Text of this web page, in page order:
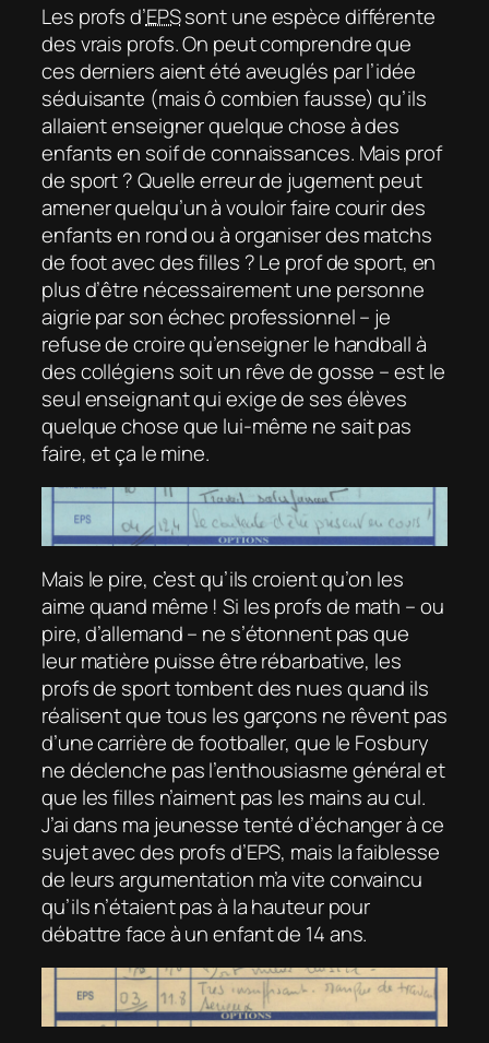
Les profs d’EPSsont une espèce différente
des vrais profs. On peut comprendre que
ces derniers aient été aveuglés par l’idée
séduisante (mais ô combien fausse) qu’ils
allaient enseigner quelque chose à des
enfants en soif de connaissances. Mais prof
de sport ? Quelle erreur de jugement peut
amener quelqu’un à vouloir faire courir des
enfants en rond ou à organiser des matchs
de foot avec des filles ? Le prof de sport, en
plus d’être nécessairement une personne
aigrie par son échec professionnel – je
refuse de croire qu’enseigner le handball à
des collégiens soit un rêve de gosse – est le
seul enseignant qui exige de ses élèves
quelque chose que lui-même ne sait pas
faire, et ça le mine.
Mais le pire, c’est qu’ils croient qu’on les
aime quand même ! Si les profs de math – ou
pire, d’allemand – ne s’étonnent pas que
leur matière puisse être rébarbative, les
profs de sport tombent des nues quand ils
réalisent que tous les garçons ne rêvent pas
d’une carrière de footballer, que le Fosbury
ne déclenche pas l’enthousiasme général et
que les filles n’aiment pas les mains au cul.
J’ai dans ma jeunesse tenté d’échanger à ce
sujet avec des profs d’EPS, mais la faiblesse
de leurs argumentation m’a vite convaincu
qu’ils n’étaient pas à la hauteur pour
débattre face à un enfant de 14 ans.